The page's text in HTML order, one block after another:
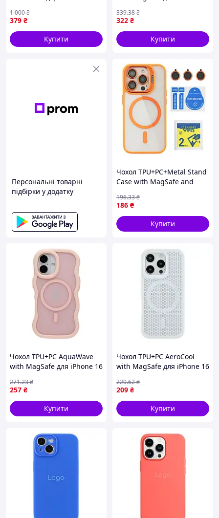
13 Pro
379 ₴
1 000₴
Купити
322 ₴
339.38₴
Купити
Персональні товарні
підбірки у додатку
Чохол TPU+PC+Metal Stand
Case with MagSafe and
15 Pro Orange (17004540)
186 ₴
196.33₴
Купити
Чохол TPU+PC AquaWave
with MagSafe для iPhone 16
257 ₴
271.23₴
Купити
Чохол TPU+PC AeroCool
with MagSafe для iPhone 16
209 ₴
220.62₴
Купити